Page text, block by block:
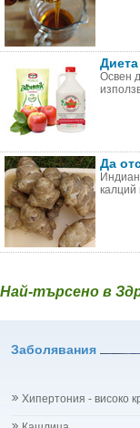
Освен
Да
калций
Най-търсено в
Заболявания
Хипертония - високо